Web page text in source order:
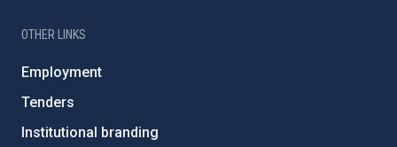
OTHER LINKS
Employment
Tenders
Institutional branding